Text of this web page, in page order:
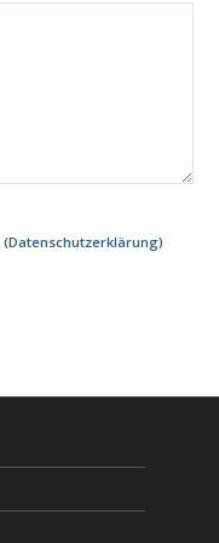
(Datenschutzerklärung)